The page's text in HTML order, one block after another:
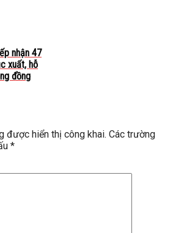
nhận 47
xuất, hỗ
đồng
được hiển thị công khai. Các trường
*